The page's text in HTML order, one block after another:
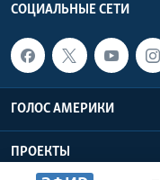
СОЦИАЛЬНЫЕ СЕТИ
ГОЛОС АМЕРИКИ
ПРОЕКТЫ